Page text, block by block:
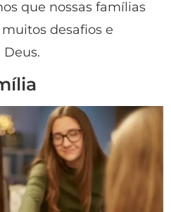
que nossas famílias
desafios e